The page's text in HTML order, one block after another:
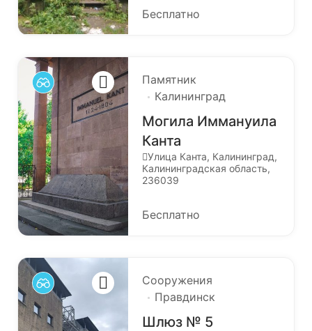
Бесплатно
Памятник
Калининград
Могила Иммануила
Канта
Улица Канта, Калининград,
Калининградская область,
236039
Бесплатно
Сооружения
Правдинск
Шлюз № 5